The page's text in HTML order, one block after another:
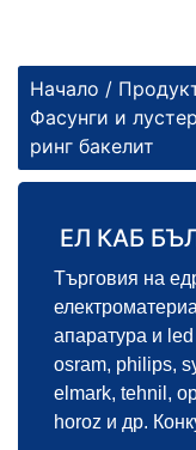
Начало /
Фасунги и
ринг бакелит
ЕЛ КАБ
Търговия на
апаратура и
osram, philips,
elmark, tehnil,
horoz и др.